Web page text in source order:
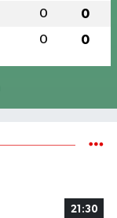
0 0
0 0
21:30